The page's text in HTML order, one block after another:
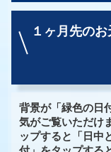
１ヶ月先のお
背景が「緑色の日
気がご覧いただけ
ップすると「日中